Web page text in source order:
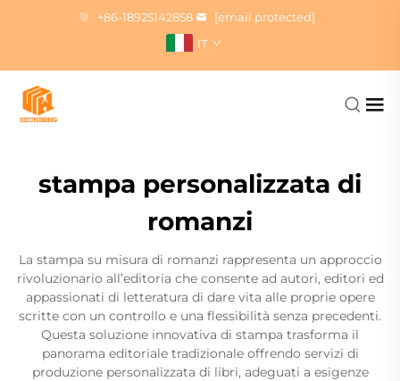
+86-18925142858
[email protected]
IT
stampa personalizzata di
romanzi
La stampa su misura di romanzi rappresenta un approccio
rivoluzionario all’editoria che consente ad autori, editori ed
appassionati di letteratura di dare vita alle proprie opere
scritte con un controllo e una flessibilità senza precedenti.
Questa soluzione innovativa di stampa trasforma il
panorama editoriale tradizionale offrendo servizi di
produzione personalizzata di libri, adeguati a esigenze